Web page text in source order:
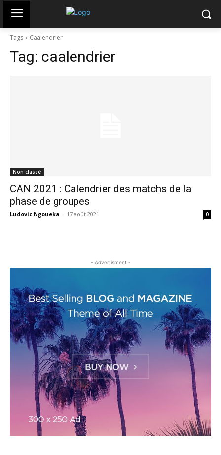
Tags Caalendrier
Tag: caalendrier
Non classé
CAN 2021 : Calendrier des matchs de la
phase de groupes
Ludovic Ngoueka - 17 août 2021 0
- Advertisment -